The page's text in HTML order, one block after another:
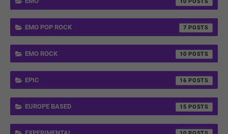
EMO POP ROCK 7
EMO ROCK 10
EPIC 16
EUROPE BASED 15